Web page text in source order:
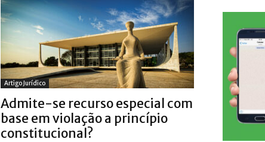
Artigo Jurídico
Admite-se recurso especial com
base em violação a princípio
constitucional?